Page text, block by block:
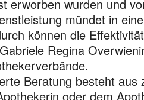
erworben wurden und
mündet in
können die
Regina
Beratung besteht
oder dem